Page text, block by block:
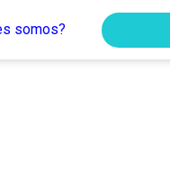
somos?